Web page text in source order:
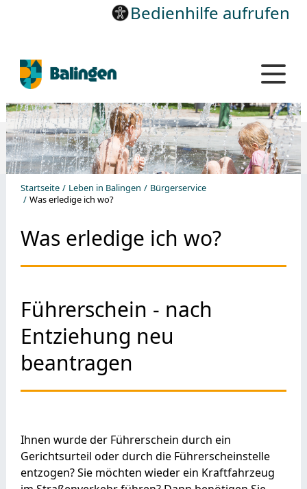
Bedienhilfe aufrufen
Startseite Leben in Balingen
Bürgerservice
Was erledige ich wo?
Was erledige ich wo?
Führerschein - nach
Entziehung neu
beantragen
Ihnen wurde der Führerschein durch ein
Gerichtsurteil oder durch die Führerscheinstelle
entzogen? Sie möchten wieder ein Kraftfahrzeug